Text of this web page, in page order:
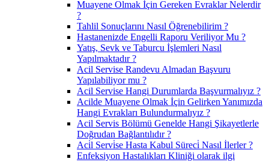
Muayene Olmak İçin Gereken Evraklar Nelerdir
?
Tahlil Sonuçlarını Nasıl Öğrenebilirim ?
Hastanenizde Engelli Raporu Veriliyor Mu ?
Yatış, Sevk ve Taburcu İşlemleri Nasıl
Yapılmaktadır ?
Acil Servise Randevu Almadan Başvuru
Yapılabiliyor mu ?
Acil Servise Hangi Durumlarda Başvurmalıyız ?
Acilde Muayene Olmak İçin Gelirken Yanımızda
Hangi Evrakları Bulundurmalıyız ?
Acil Servis Bölümü Genelde Hangi Şikayetlerle
Doğrudan Bağlantılıdır ?
Aci̇l Servi̇se Hasta Kabul Süreci̇ Nasıl İlerler ?
Enfeksiyon Hastalıkları Kliniği olarak ilgi